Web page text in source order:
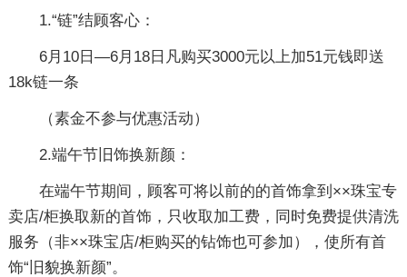
1.“链”结顾客心：
6月10日—6月18日凡购买3000元以上加51元钱即送
18k链一条
（素金不参与优惠活动）
2.端午节旧饰换新颜：
在端午节期间，顾客可将以前的的首饰拿到××珠宝专
卖店/柜换取新的首饰，只收取加工费，同时免费提供清洗
服务（非××珠宝店/柜购买的钻饰也可参加），使所有首
饰“旧貌换新颜”。